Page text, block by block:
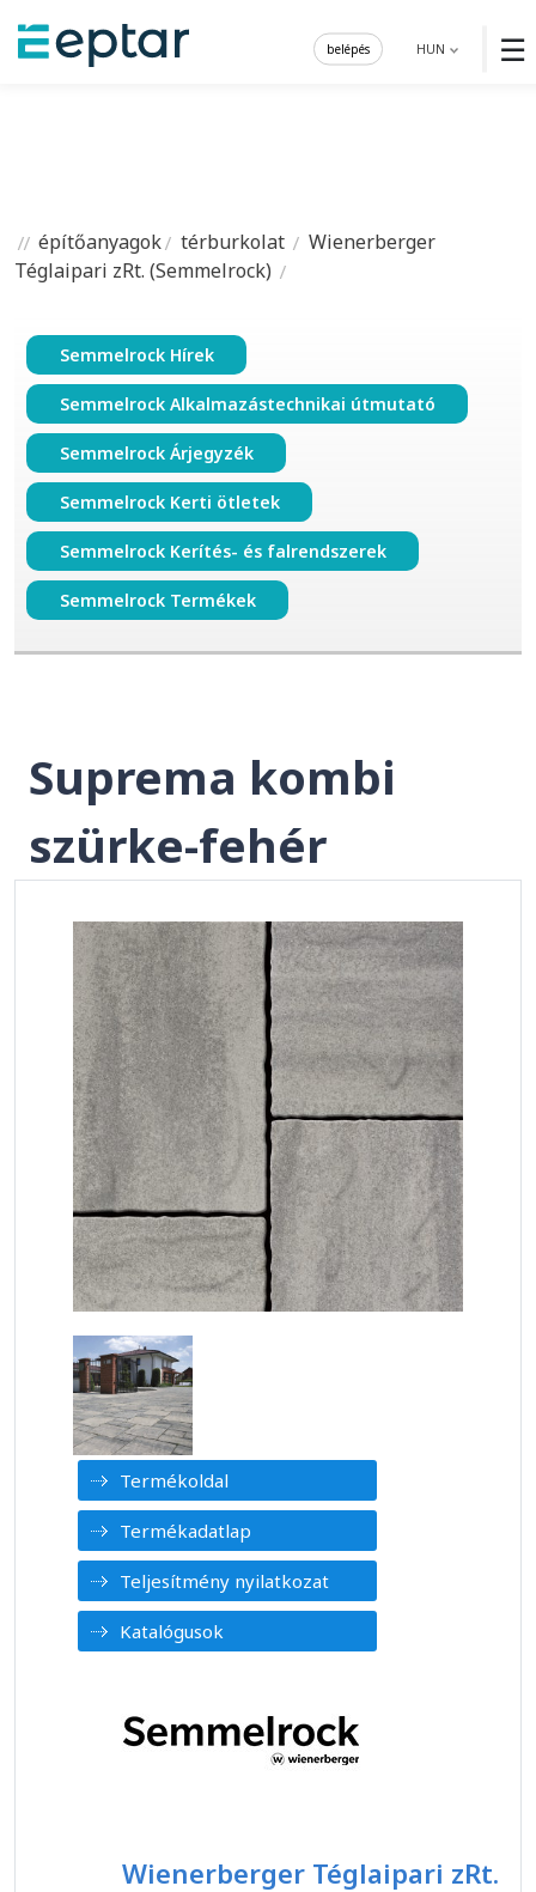
☰
HUN
belépés
építőanyagok térburkolat
Wienerberger
Téglaipari zRt. (Semmelrock)
Semmelrock Hírek
Semmelrock Alkalmazástechnikai útmutató
Semmelrock Árjegyzék
Semmelrock Kerti ötletek
Semmelrock Kerítés- és falrendszerek
Semmelrock Termékek
Suprema kombi
szürke-fehér
Termékoldal
Termékadatlap
Teljesítmény nyilatkozat
Katalógusok
Wienerberger Téglaipari zRt.